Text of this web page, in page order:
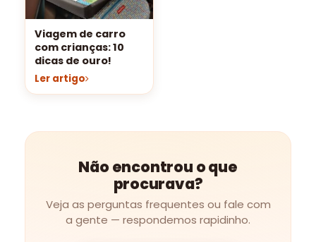
Viagem de carro
com crianças: 10
dicas de ouro!
Ler artigo
Não encontrou o que
procurava?
Veja as perguntas frequentes ou fale com
a gente — respondemos rapidinho.